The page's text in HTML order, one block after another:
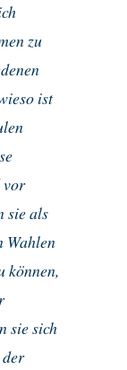
zu
ist
vor
sie als
Wahlen
können,
sie sich